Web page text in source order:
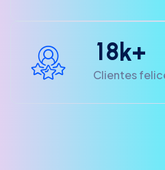
18k+
Clientes